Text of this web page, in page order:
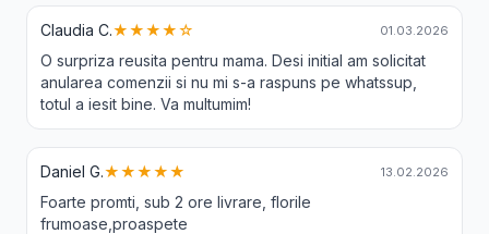
Claudia C.★★★★☆ 01.03.2026
O surpriza reusita pentru mama. Desi initial am solicitat
anularea comenzii si nu mi s-a raspuns pe whatssup,
totul a iesit bine. Va multumim!
Daniel G.★★★★★ 13.02.2026
Foarte promti, sub 2 ore livrare, florile
frumoase,proaspete